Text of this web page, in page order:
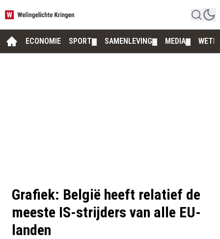
ECONOMIE SPORT SAMENLEVING MEDIA
Grafiek: België heeft relatief de
meeste IS-strijders van alle EU-
landen